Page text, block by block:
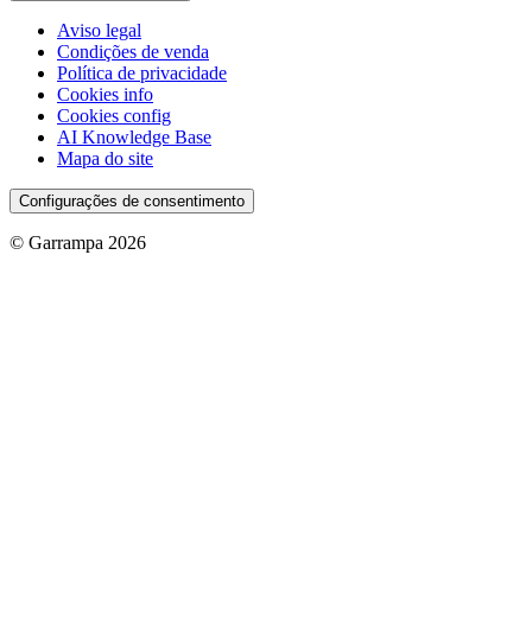
Aviso legal
Condições de venda
Política de privacidade
Cookies info
Cookies config
AI Knowledge Base
Mapa do site
Configurações de consentimento
© Garrampa 2026